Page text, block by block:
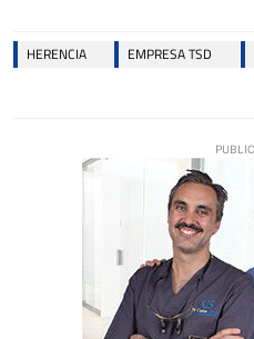
HERENCIA EMPRESA TSD